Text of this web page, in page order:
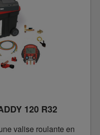
120 R32
valise roulante en